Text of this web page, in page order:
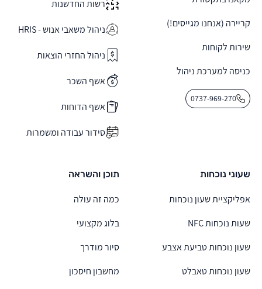
קריירה (אנחנו מגייסים!)
שירות לקוחות
כניסה למערכת ניהול
0737-969-270
רשות החדשנות
ניהול משאבי אנוש - HRIS
ניהול החזרי הוצאות
אשף השכר
אשף הדוחות
סידור עבודה ומשמרות
שעוני נוכחות
אפליקציית שעון נוכחות
שעות נוכחות NFC
שעון נוכחות טביעת אצבע
שעון נוכחות טאבלט
תוכן והשראה
כמה זה עולה
בלוג מקצועי
סיור מודרך
מחשבון חיסכון